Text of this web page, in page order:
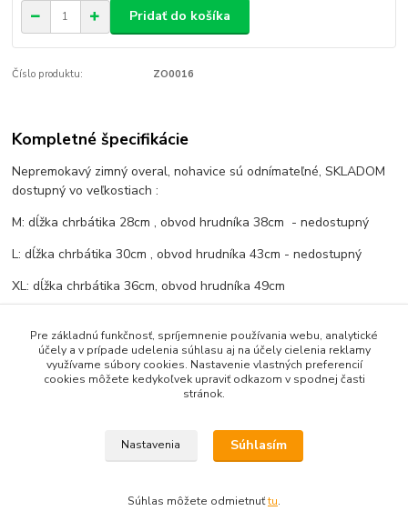
Pridať do košíka
Číslo produktu: ZO0016
Kompletné špecifikácie
Nepremokavý zimný overal, nohavice sú odnímateľné, SKLADOM
dostupný vo veľkostiach :
M: dĺžka chrbátika 28cm , obvod hrudníka 38cm - nedostupný
L: dĺžka chrbátika 30cm , obvod hrudníka 43cm - nedostupný
XL: dĺžka chrbátika 36cm, obvod hrudníka 49cm
Tovar zaradený v kategóriách
Pre základnú funkčnosť, spríjemnenie používania webu, analytické
účely a v prípade udelenia súhlasu aj na účely cielenia reklamy
využívame súbory cookies. Nastavenie vlastných preferencií
cookies môžete kedykoľvek upraviť odkazom v spodnej časti
stránok.
Nastavenia Súhlasím
Súhlas môžete odmietnuťtu.